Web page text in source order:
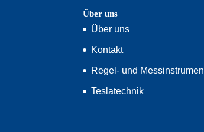
Über uns
Über uns
Kontakt
Regel- und
Teslatechnik